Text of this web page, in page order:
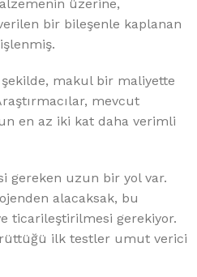
üzerine,
bir bileşenle kaplanan
makul bir maliyette
mevcut
en az iki kat daha verimli
gereken uzun bir yol var.
alacaksak, bu
ticarileştirilmesi gerekiyor.
ilk testler umut verici